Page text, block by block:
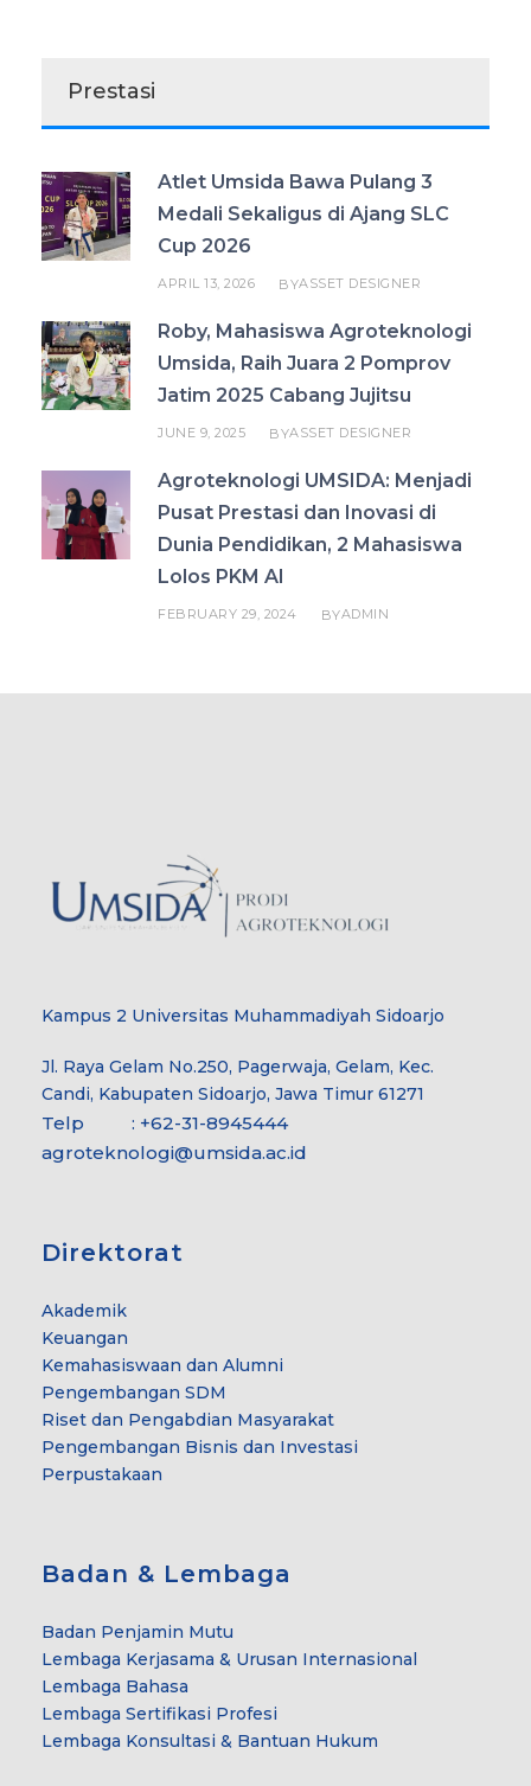
Prestasi
Atlet Umsida Bawa Pulang 3
Medali Sekaligus di Ajang SLC
Cup 2026
APRIL 13, 2026 BYASSET DESIGNER
Roby, Mahasiswa Agroteknologi
Umsida, Raih Juara 2 Pomprov
Jatim 2025 Cabang Jujitsu
JUNE 9, 2025 BYASSET DESIGNER
Agroteknologi UMSIDA: Menjadi
Pusat Prestasi dan Inovasi di
Dunia Pendidikan, 2 Mahasiswa
Lolos PKM AI
FEBRUARY 29, 2024 BYADMIN
Kampus 2 Universitas Muhammadiyah Sidoarjo
Jl. Raya Gelam No.250, Pagerwaja, Gelam, Kec.
Candi, Kabupaten Sidoarjo, Jawa Timur 61271
Telp : +62-31-8945444
agroteknologi@umsida.ac.id
Direktorat
Akademik
Keuangan
Kemahasiswaan dan Alumni
Pengembangan SDM
Riset dan Pengabdian Masyarakat
Pengembangan Bisnis dan Investasi
Perpustakaan
Badan & Lembaga
Badan Penjamin Mutu
Lembaga Kerjasama & Urusan Internasional
Lembaga Bahasa
Lembaga Sertifikasi Profesi
Lembaga Konsultasi & Bantuan Hukum